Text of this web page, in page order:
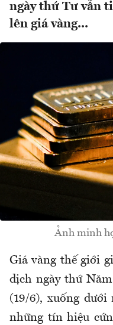
ngày thứ Tư vẫn
lên giá vàng...
Ảnh minh
Giá vàng thế giới
dịch ngày thứ
(19/6), xuống
những tín hiệu